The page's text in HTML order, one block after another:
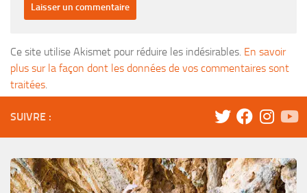
Ce site utilise Akismet pour réduire les indésirables. En savoir
plus sur la façon dont les données de vos commentaires sont
traitées.
SUIVRE :